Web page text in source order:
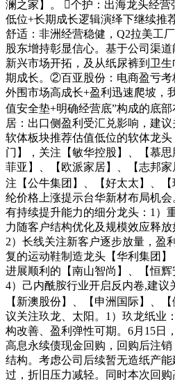
澜之家】。 个护：出海龙头经营
低位+长期成长逻辑演绎下继续
舒适：非洲经营稳健，Q2拉美工
股东增持彰显信心。基于公司渠
新兴市场开拓，及从纸尿裤到卫
期成长。②百亚股份：电商盈亏
外围市场高成长+盈利迅速爬坡，
值安全垫+明确经营底”构成的底
居：出口侧盈利受汇兑影响，建议
软体板块推荐估值低位的软体龙
门】，关注【敏华控股】、【慕
菲亚】、【欧派家居】、【志邦
注【公牛集团】、【好太太】、
纶价格上涨提示台华新材布局机
有持续提升能力的细分龙头：1）
力随客户结构优化及规模效应释放
2）长线关注新客户逐步放量，盈
复的运动鞋制造龙头【华利集团
进展顺利的【南山智尚】、【恒辉
4）己内酰胺行业开启反内卷,建议
【新澳股份】、【申洲国际】、
议关注玖龙、太阳。1）玖龙纸业
构改善、盈利弹性可期。6月15日
高息永续债现金回购，回购后注
结构。考虑公司后续暂无造纸产
过，折旧压力减轻。同时本次回